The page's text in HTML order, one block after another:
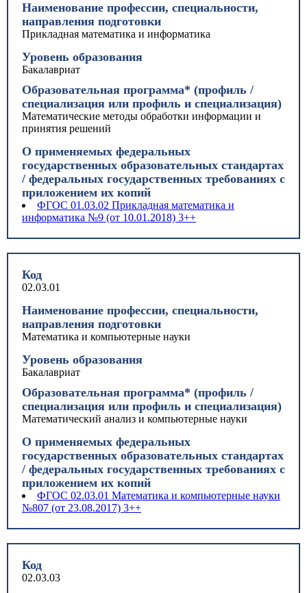
Наименование профессии, специальности,
направления подготовки
Прикладная математика и информатика
Уровень образования
Бакалавриат
Образовательная программа* (профиль /
специализация или профиль и специализация)
Математические методы обработки информации и
принятия решений
О применяемых федеральных
государственных образовательных стандартах
/ федеральных государственных требованиях с
приложением их копий
ФГОС 01.03.02 Прикладная математика и
информатика №9 (от 10.01.2018) 3++
Код
02.03.01
Наименование профессии, специальности,
направления подготовки
Математика и компьютерные науки
Уровень образования
Бакалавриат
Образовательная программа* (профиль /
специализация или профиль и специализация)
Математический анализ и компьютерные науки
О применяемых федеральных
государственных образовательных стандартах
/ федеральных государственных требованиях с
приложением их копий
ФГОС 02.03.01 Математика и компьютерные науки
№807 (от 23.08.2017) 3++
Код
02.03.03